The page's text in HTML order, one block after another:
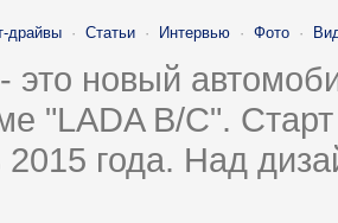
драйвы · Статьи · Интервью · Фото ·
это новый
"LADA B/C".
2015 года. Над